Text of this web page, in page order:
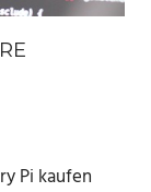
Pi kaufen